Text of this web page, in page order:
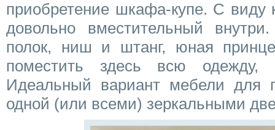
приобретение шкафа-купе. С виду
довольно вместительный
полок, ниш и штанг, юная
поместить здесь всю одежду,
Идеальный вариант мебели для
одной (или всеми) зеркальными